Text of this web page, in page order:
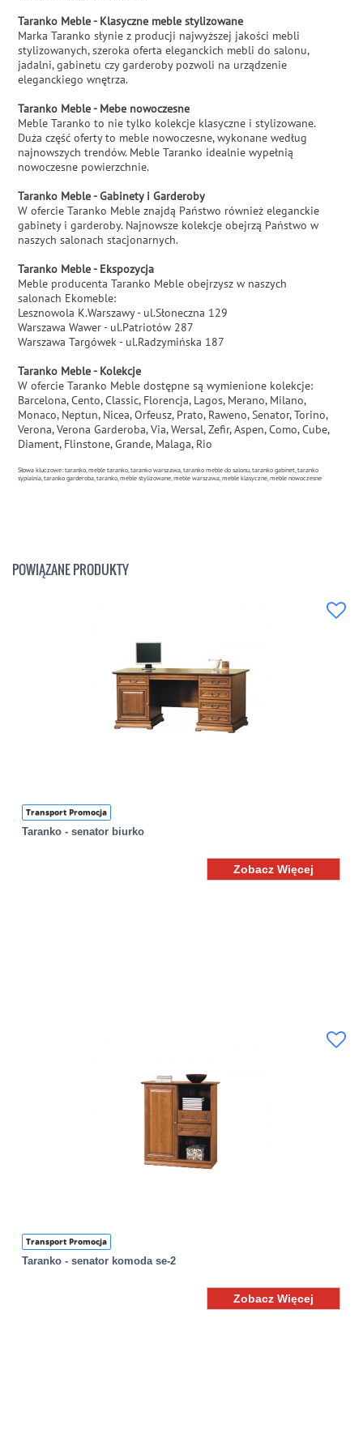
Taranko Meble - Klasyczne meble stylizowane
Marka Taranko słynie z producji najwyższej jakości mebli
stylizowanych, szeroka oferta eleganckich mebli do salonu,
jadalni, gabinetu czy garderoby pozwoli na urządzenie
eleganckiego wnętrza.
Taranko Meble - Mebe nowoczesne
Meble Taranko to nie tylko kolekcje klasyczne i stylizowane.
Duża część oferty to meble nowoczesne, wykonane według
najnowszych trendów. Meble Taranko idealnie wypełnią
nowoczesne powierzchnie.
Taranko Meble - Gabinety i Garderoby
W ofercie Taranko Meble znajdą Państwo również eleganckie
gabinety i garderoby. Najnowsze kolekcje obejrzą Państwo w
naszych salonach stacjonarnych.
Taranko Meble - Ekspozycja
Meble producenta Taranko Meble obejrzysz w naszych
salonach Ekomeble:
Lesznowola K.Warszawy - ul.Słoneczna 129
Warszawa Wawer - ul.Patriotów 287
Warszawa Targówek - ul.Radzymińska 187
Taranko Meble - Kolekcje
W ofercie Taranko Meble dostępne są wymienione kolekcje:
Barcelona, Cento, Classic, Florencja, Lagos, Merano, Milano,
Monaco, Neptun, Nicea, Orfeusz, Prato, Raweno, Senator, Torino,
Verona, Verona Garderoba, Via, Wersal, Zefir, Aspen, Como, Cube,
Diament, Flinstone, Grande, Malaga, Rio
Słowa kluczowe: taranko, meble taranko, taranko warszawa, taranko meble do salonu, taranko gabinet, taranko
sypialnia, taranko garderoba, taranko, meble stylizowane, meble warszawa, meble klasyczne, meble nowoczesne
POWIĄZANE PRODUKTY
Transport Promocja
Taranko - senator biurko
Zobacz Więcej
Transport Promocja
Taranko - senator komoda se-2
Zobacz Więcej